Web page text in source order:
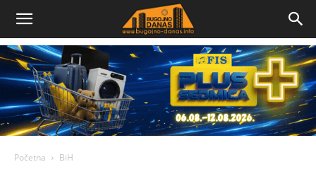
Bugojno
Danas
Početna BiH